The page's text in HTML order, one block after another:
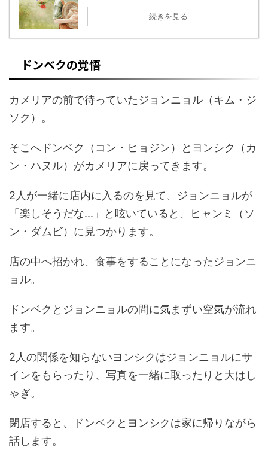
続きを見る
ドンベクの覚悟
カメリアの前で待っていたジョンニョル（キム・ジ
ソク）。
そこへドンベク（コン・ヒョジン）とヨンシク（カ
ン・ハヌル）がカメリアに戻ってきます。
2人が一緒に店内に入るのを見て、ジョンニョルが
「楽しそうだな...」と呟いていると、ヒャンミ（ソ
ン・ダムビ）に見つかります。
店の中へ招かれ、食事をすることになったジョンニ
ョル。
ドンベクとジョンニョルの間に気まずい空気が流れ
ます。
2人の関係を知らないヨンシクはジョンニョルにサ
インをもらったり、写真を一緒に取ったりと大はし
ゃぎ。
閉店すると、ドンベクとヨンシクは家に帰りながら
話します。